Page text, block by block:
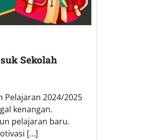
Sekolah
Pelajaran 2024/2025
kenangan.
pelajaran baru.
[…]